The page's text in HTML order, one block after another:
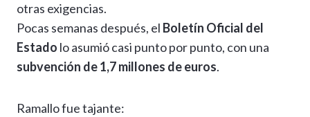
otras exigencias.
Pocas semanas después, el Boletín Oficial del
Estado lo asumió casi punto por punto, con una
subvención de 1,7 millones de euros.
Ramallo fue tajante: